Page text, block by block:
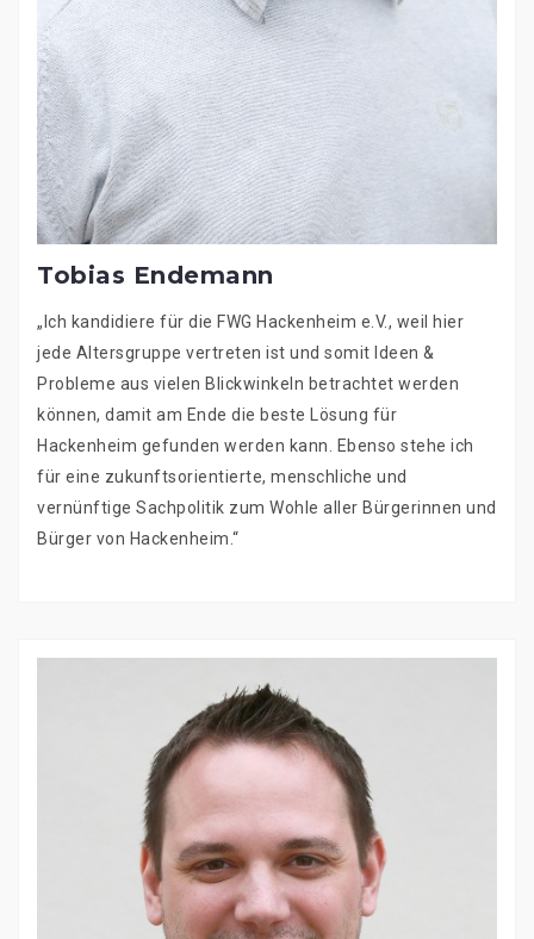
Tobias Endemann
„Ich kandidiere für die FWG Hackenheim e.V., weil hier
jede Altersgruppe vertreten ist und somit Ideen &
Probleme aus vielen Blickwinkeln betrachtet werden
können, damit am Ende die beste Lösung für
Hackenheim gefunden werden kann. Ebenso stehe ich
für eine zukunftsorientierte, menschliche und
vernünftige Sachpolitik zum Wohle aller Bürgerinnen und
Bürger von Hackenheim.“